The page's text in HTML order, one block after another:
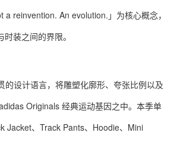
a reinvention. An evolution.」为核心概念，
装之间的界限。
的设计语言，将雕塑化廓形、夸张比例以及
Originals 经典运动基因之中。本季单
Jacket、Track Pants、Hoodie、Mini